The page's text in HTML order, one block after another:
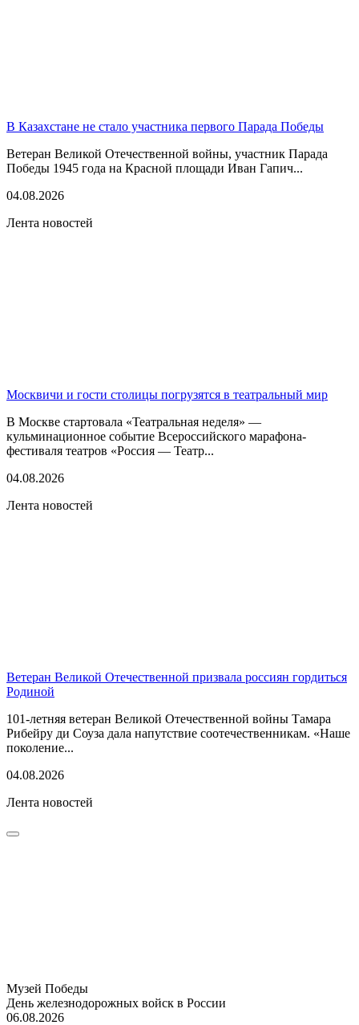
В Казахстане не стало участника первого Парада Победы
Ветеран Великой Отечественной войны, участник Парада
Победы 1945 года на Красной площади Иван Гапич...
04.08.2026
Лента новостей
Москвичи и гости столицы погрузятся в театральный мир
В Москве стартовала «Театральная неделя» —
кульминационное событие Всероссийского марафона-
фестиваля театров «Россия — Театр...
04.08.2026
Лента новостей
Ветеран Великой Отечественной призвала россиян гордиться
Родиной
101-летняя ветеран Великой Отечественной войны Тамара
Рибейру ди Соуза дала напутствие соотечественникам. «Наше
поколение...
04.08.2026
Лента новостей
Музей Победы
День железнодорожных войск в России
06.08.2026